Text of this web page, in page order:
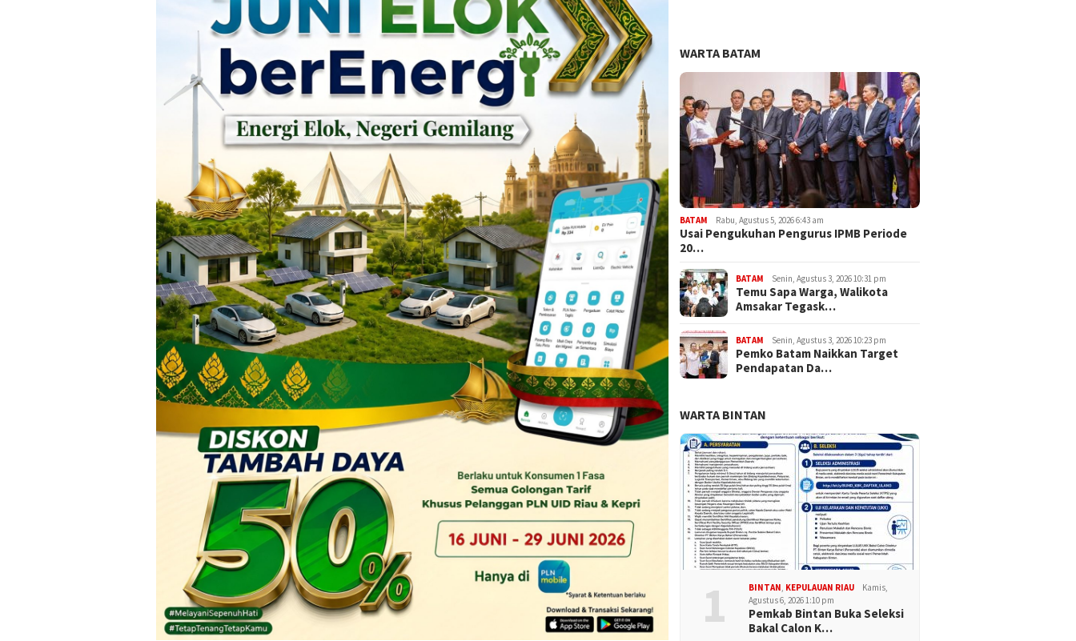
WARTA BATAM
BATAM Rabu, Agustus 5, 2026 6:43 am
Usai Pengukuhan Pengurus IPMB Periode
20…
BATAM Senin, Agustus 3, 2026 10:31 pm
Temu Sapa Warga, Walikota
Amsakar Tegask…
BATAM Senin, Agustus 3, 2026 10:23 pm
Pemko Batam Naikkan Target
Pendapatan Da…
WARTA BINTAN
1 BINTAN KEPULAUAN RIAU
Kamis,
Agustus 6, 2026 1:10 pm
Pemkab Bintan Buka Seleksi
Bakal Calon K…